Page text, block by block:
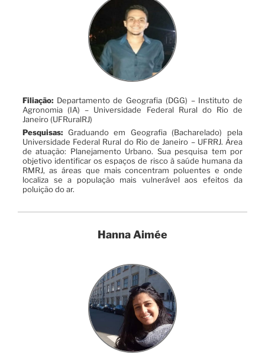
Filiação: Departamento de Geografia (DGG) – Instituto de
Agronomia (IA) – Universidade Federal Rural do Rio de
Janeiro (UFRuralRJ)
Pesquisas: Graduando em Geografia (Bacharelado) pela
Universidade Federal Rural do Rio de Janeiro – UFRRJ. Área
de atuação: Planejamento Urbano. Sua pesquisa tem por
objetivo identificar os espaços de risco à saúde humana da
RMRJ, as áreas que mais concentram poluentes e onde
localiza se a população mais vulnerável aos efeitos da
poluição do ar.
Hanna Aimée